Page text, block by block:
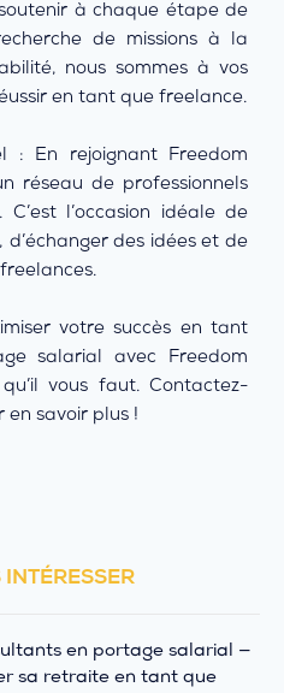
à chaque étape de
de missions à la
nous sommes à vos
en tant que freelance.
: En rejoignant Freedom
réseau de professionnels
l’occasion idéale de
des idées et de
votre succès en tant
salarial avec Freedom
vous faut. Contactez-
en savoir plus !
en portage salarial —
sa retraite en tant que